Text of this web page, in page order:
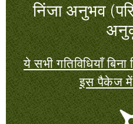
निंजा अनुभव
ये सभी गतिविधियाँ
इस पैकेज में